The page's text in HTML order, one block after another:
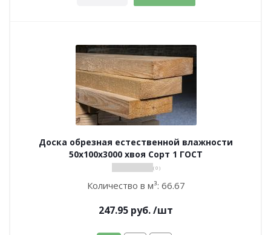
Доска обрезная естественной влажности
50х100х3000 хвоя Сорт 1 ГОСТ
( 0 )
Количество в м³: 66.67
247.95 руб./шт